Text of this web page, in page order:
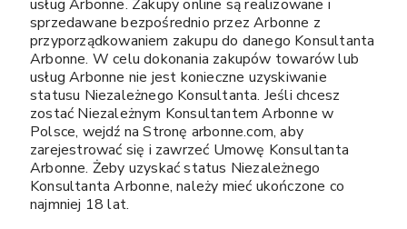
usług Arbonne. Zakupy online są realizowane i
sprzedawane bezpośrednio przez Arbonne z
przyporządkowaniem zakupu do danego Konsultanta
Arbonne. W celu dokonania zakupów towarów lub
usług Arbonne nie jest konieczne uzyskiwanie
statusu Niezależnego Konsultanta. Jeśli chcesz
zostać Niezależnym Konsultantem Arbonne w
Polsce, wejdź na Stronę arbonne.com, aby
zarejestrować się i zawrzeć Umowę Konsultanta
Arbonne. Żeby uzyskać status Niezależnego
Konsultanta Arbonne, należy mieć ukończone co
najmniej 18 lat.